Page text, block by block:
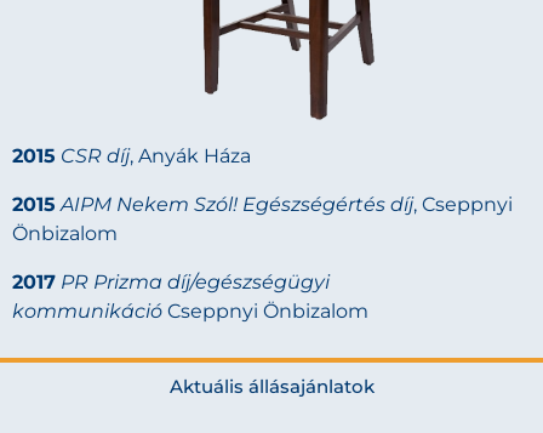
2015 CSR díj, Anyák Háza
2015 AIPM Nekem Szól! Egészségértés díj, Cseppnyi
Önbizalom
2017 PR Prizma díj/egészségügyi
kommunikáció Cseppnyi Önbizalom
Aktuális állásajánlatok